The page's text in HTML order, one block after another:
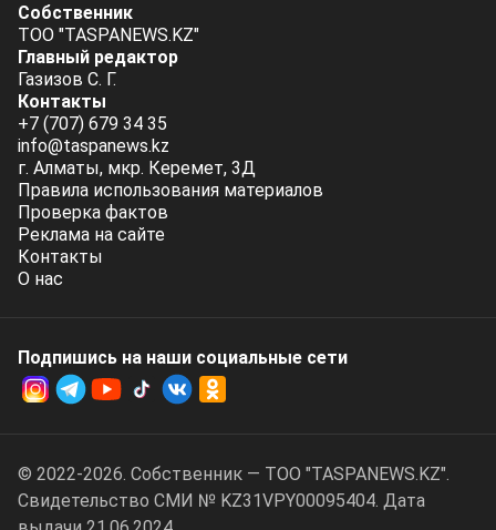
Собственник
ТОО "TASPANEWS.KZ"
Главный редактор
Газизов С. Г.
Контакты
+7 (707) 679 34 35
info@taspanews.kz
г. Алматы, мкр. Керемет, 3Д
Правила использования материалов
Проверка фактов
Реклама на сайте
Контакты
О нас
Подпишись на наши социальные cети
© 2022-2026. Собственник — ТОО "TASPANEWS.KZ".
Cвидетельство СМИ № KZ31VPY00095404. Дата